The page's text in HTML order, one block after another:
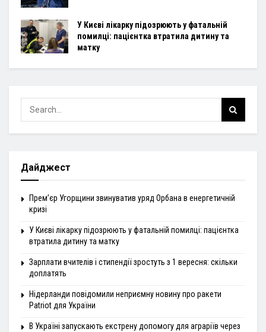
У Києві лікарку підозрюють у фатальній
помилці: пацієнтка втратила дитину та
матку
Дайджест
Прем’єр Угорщини звинуватив уряд Орбана в енергетичній
кризі
У Києві лікарку підозрюють у фатальній помилці: пацієнтка
втратила дитину та матку
Зарплати вчителів і стипендії зростуть з 1 вересня: скільки
доплатять
Нідерланди повідомили неприємну новину про ракети
Patriot для України
В Україні запускають екстрену допомогу для аграріїв через